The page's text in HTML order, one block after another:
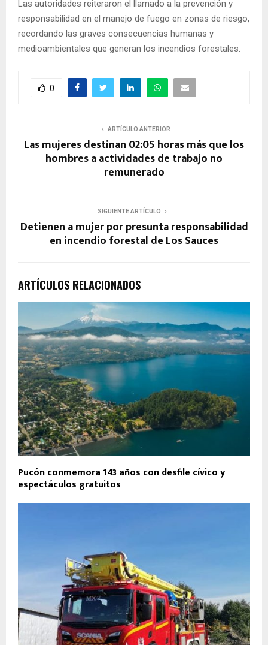
Las autoridades reiteraron el llamado a la prevención y
responsabilidad en el manejo de fuego en zonas de riesgo,
recordando las graves consecuencias humanas y
medioambientales que generan los incendios forestales.
0
ARTÍCULO ANTERIOR
Las mujeres destinan 02:05 horas más que los
hombres a actividades de trabajo no
remunerado
SIGUIENTE ARTÍCULO
Detienen a mujer por presunta responsabilidad
en incendio forestal de Los Sauces
ARTÍCULOS RELACIONADOS
Pucón conmemora 143 años con desfile cívico y
espectáculos gratuitos